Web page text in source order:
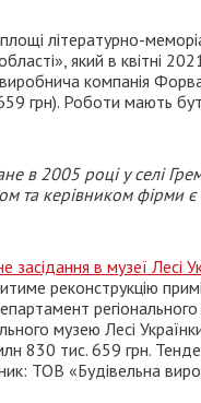
літературно-
який в квітні
компанія
грн). Роботи мають
в 2005 році у селі
та керівником фірми
засідання в музеї Лесі
реконструкцію
музею Лесі
830 тис. 659 грн.
ТОВ «Будівельна